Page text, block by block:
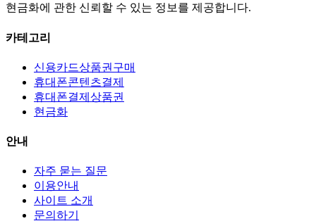
현금화에 관한 신뢰할 수 있는 정보를 제공합니다.
카테고리
신용카드상품권구매
휴대폰콘텐츠결제
휴대폰결제상품권
현금화
안내
자주 묻는 질문
이용안내
사이트 소개
문의하기